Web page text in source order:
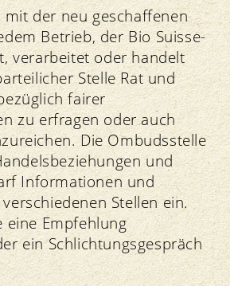
der neu geschaffenen
Betrieb, der Bio Suisse-
verarbeitet oder handelt
Stelle Rat und
fairer
zu erfragen oder auch
Die Ombudsstelle
und
Informationen und
Stellen ein.
eine Empfehlung
ein Schlichtungsgespräch